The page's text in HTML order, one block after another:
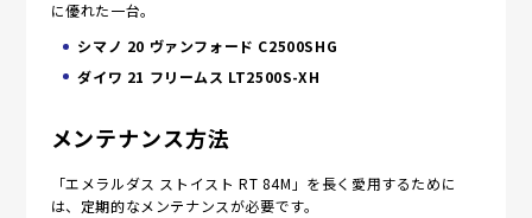
に優れた一台。
シマノ 20 ヴァンフォード C2500SHG
ダイワ 21 フリームス LT2500S-XH
メンテナンス方法
「エメラルダス ストイスト RT 84M」を長く愛用するために
は、定期的なメンテナンスが必要です。